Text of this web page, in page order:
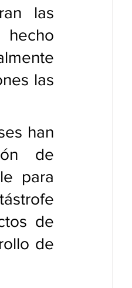
las
hecho
las
han
de
para
de
de